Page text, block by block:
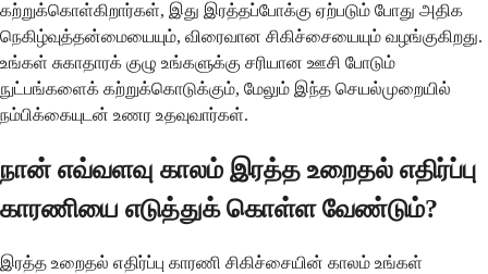
கற்றுக்கொள்கிறார்கள், இது இரத்தப்போக்கு ஏற்படும் போது அதிக
நெகிழ்வுத்தன்மையையும், விரைவான சிகிச்சையையும் வழங்குகிறது.
உங்கள் சுகாதாரக் குழு உங்களுக்கு சரியான ஊசி போடும்
நுட்பங்களைக் கற்றுக்கொடுக்கும், மேலும் இந்த செயல்முறையில்
நம்பிக்கையுடன் உணர உதவுவார்கள்.
நான் எவ்வளவு காலம் இரத்த உறைதல் எதிர்ப்பு
காரணியை எடுத்துக் கொள்ள வேண்டும்?
இரத்த உறைதல் எதிர்ப்பு காரணி சிகிச்சையின் காலம் உங்கள்